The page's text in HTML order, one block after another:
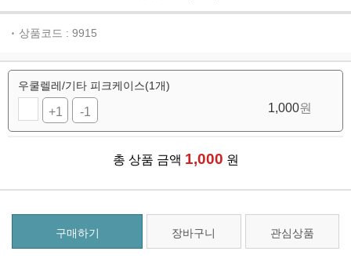
상품코드 : 9915
우쿨렐레/기타 피크케이스(1개)
+1 -1 1,000원
총 상품 금액 1,000 원
구매하기 장바구니 관심상품